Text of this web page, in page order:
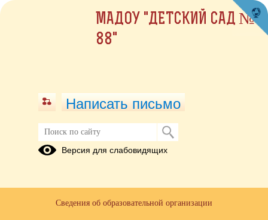
Чтение
МАДОУ "ДЕТСКИЙ САД №
88"
Написать письмо
Версия для слабовидящих
Сведения об образовательной организации